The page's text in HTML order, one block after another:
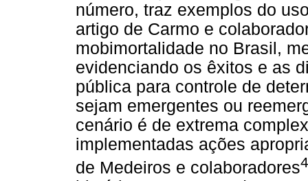
número, traz exemplos do
artigo de Carmo e
mobimortalidade no Brasil,
evidenciando os êxitos e as
pública para controle de
sejam emergentes ou
cenário é de extrema
implementadas ações
de Medeiros e colaboradores4